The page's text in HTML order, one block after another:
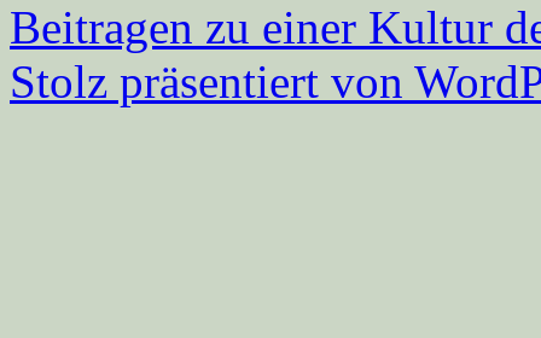
Beitragen zu einer Kultur
Stolz präsentiert von